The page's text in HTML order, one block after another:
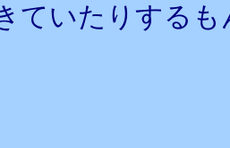
ていたりする